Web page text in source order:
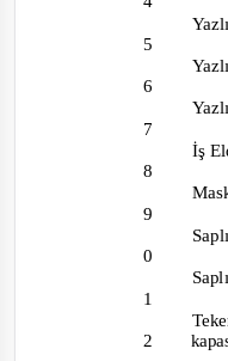
5
6
7
8
9
0
1
2
İş